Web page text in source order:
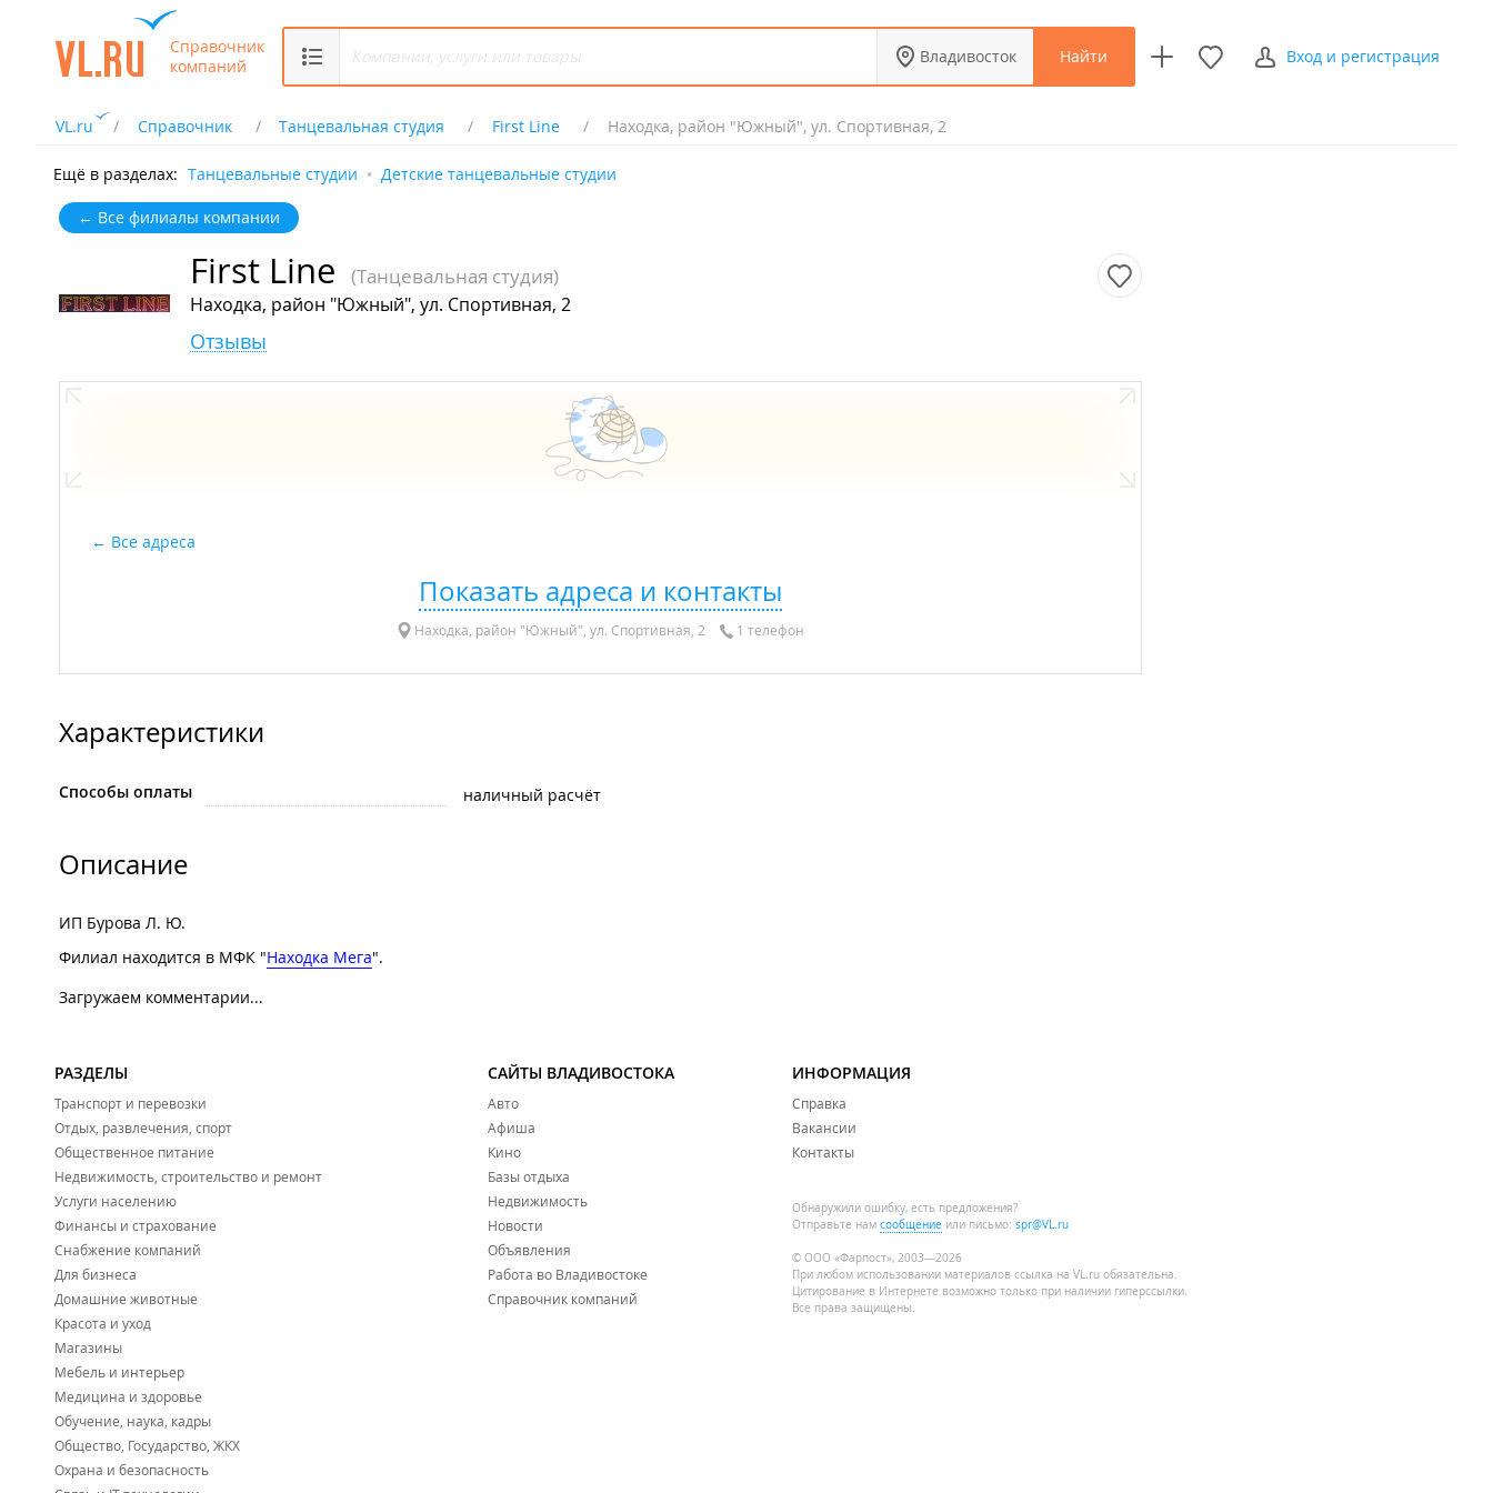
Справочник
компаний
Владивосток Найти Вход и регистрация
VL.ru Справочник Танцевальная студия First Line Находка, район "Южный", ул. Спортивная, 2
Ещё в разделах: Танцевальные студии Детские танцевальные студии
← Все филиалы компании
First Line (Танцевальная студия)
Находка, район "Южный", ул. Спортивная, 2
Отзывы
Все адреса
Показать адреса и контакты
Находка, район "Южный", ул. Спортивная, 2 1 телефон
Характеристики
Способы оплаты наличный расчёт
Описание
ИП Бурова Л. Ю.
Филиал находится в МФК "Находка Мега".
Загружаем комментарии...
РАЗДЕЛЫ
Транспорт и перевозки
Отдых, развлечения, спорт
Общественное питание
Недвижимость, строительство и ремонт
Услуги населению
Финансы и страхование
Снабжение компаний
Для бизнеса
Домашние животные
Красота и уход
Магазины
Мебель и интерьер
Медицина и здоровье
Обучение, наука, кадры
Общество, Государство, ЖКХ
Охрана и безопасность
САЙТЫ ВЛАДИВОСТОКА
Авто
Афиша
Кино
Базы отдыха
Недвижимость
Новости
Объявления
Работа во Владивостоке
Справочник компаний
ИНФОРМАЦИЯ
Справка
Вакансии
Контакты
Обнаружили ошибку, есть предложения?
Отправьте нам сообщение или письмо: spr@VL.ru
© ООО «Фарпост», 2003—2026
При любом использовании материалов ссылка на VL.ru обязательна.
Цитирование в Интернете возможно только при наличии гиперссылки.
Все права защищены.